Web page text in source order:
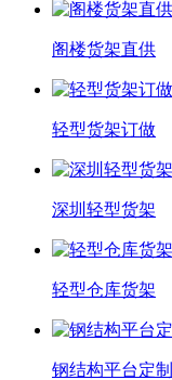
阁楼货架直供
轻型货架订做
深圳轻型货架
轻型仓库货架
钢结构平台定制